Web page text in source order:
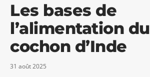
Les bases de
l’alimentation du
cochon d’Inde
31 août 2025